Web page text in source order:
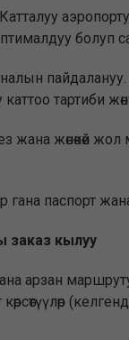
болуп
тартиби
жана жөнөкөй
паспорт
заказ кылуу
арзан